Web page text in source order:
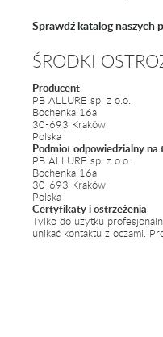
Sprawdźkatalognaszych
ŚRODKI
Producent
PB ALLURE sp. z o.o.
Bochenka 16a
30-693 Kraków
Polska
Podmiot odpowiedzialny na
PB ALLURE sp. z o.o.
Bochenka 16a
30-693 Kraków
Polska
Certyfikaty i ostrzeżenia
Tylko do użytku
unikać kontaktu z oczami.